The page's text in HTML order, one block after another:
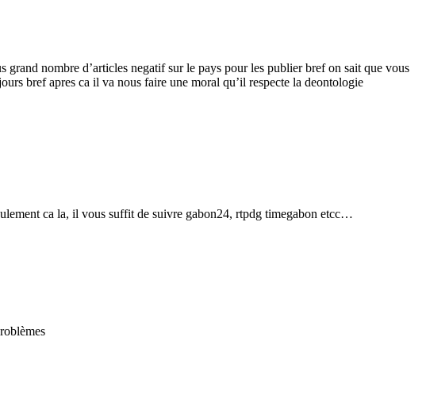
nombre d’articles negatif sur le pays pour les publier bref on sait que vous
bref apres ca il va nous faire une moral qu’il respecte la deontologie
ca la, il vous suffit de suivre gabon24, rtpdg timegabon etcc…